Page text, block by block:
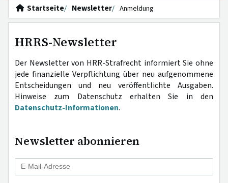
Startseite Newsletter Anmeldung
HRRS-Newsletter
Der Newsletter von HRR-Strafrecht informiert Sie ohne
jede finanzielle Verpflichtung über neu aufgenommene
Entscheidungen und neu veröffentlichte Ausgaben.
Hinweise zum Datenschutz erhalten Sie in den
Datenschutz-Informationen.
Newsletter abonnieren